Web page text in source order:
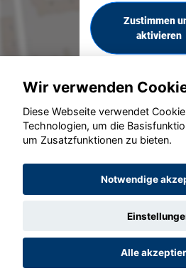
Zustimmen
aktivieren
© konjunkturmotor.de
Wir verwenden
Diese Webseite verwendet
Technologien, um die
um Zusatzfunktionen zu bieten.
Notwendige
Alle